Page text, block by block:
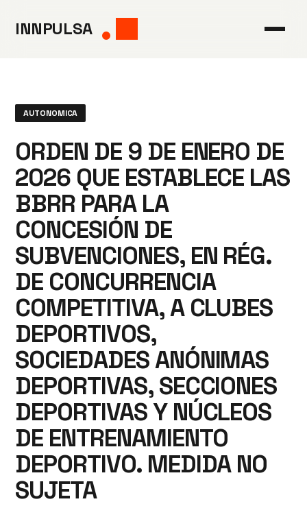
INNPULSA
AUTONOMICA
ORDEN DE 9 DE ENERO DE
2026 QUE ESTABLECE LAS
BBRR PARA LA
CONCESIÓN DE
SUBVENCIONES, EN RÉG.
DE CONCURRENCIA
COMPETITIVA, A CLUBES
DEPORTIVOS,
SOCIEDADES ANÓNIMAS
DEPORTIVAS, SECCIONES
DEPORTIVAS Y NÚCLEOS
DE ENTRENAMIENTO
DEPORTIVO. MEDIDA NO
SUJETA